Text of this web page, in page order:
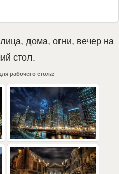
, дома, огни, вечер на
стол.
рабочего стола: